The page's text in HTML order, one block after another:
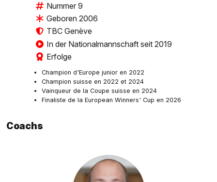
Nummer 9
Geboren 2006
TBC Genève
In der Nationalmannschaft seit 2019
Erfolge
Champion d'Europe junior en 2022
Champion suisse en 2022 et 2024
Vainqueur de la Coupe suisse en 2024
Finaliste de la European Winners' Cup en 2026
Coachs